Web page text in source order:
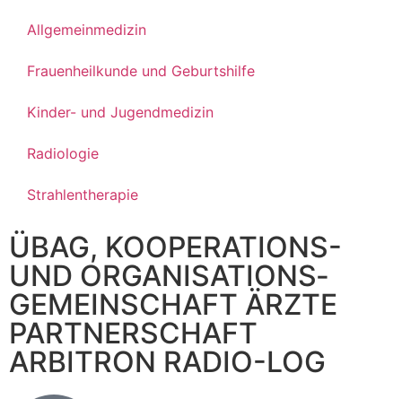
Allgemeinmedizin
Frauenheilkunde und Geburtshilfe
Kinder- und Jugendmedizin
Radiologie
Strahlentherapie
ÜBAG, KOOPERATIONS-
UND ORGANISATIONS­
GEMEINSCHAFT ÄRZTE
PARTNERSCHAFT
ARBITRON RADIO-LOG